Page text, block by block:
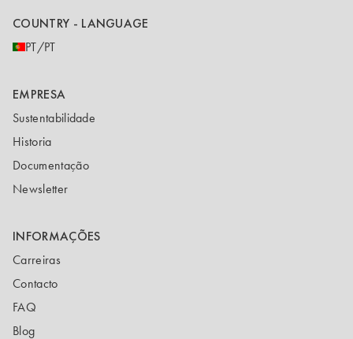
COUNTRY - LANGUAGE
PT/PT
EMPRESA
Sustentabilidade
Historia
Documentação
Newsletter
INFORMAÇÕES
Carreiras
Contacto
FAQ
Blog